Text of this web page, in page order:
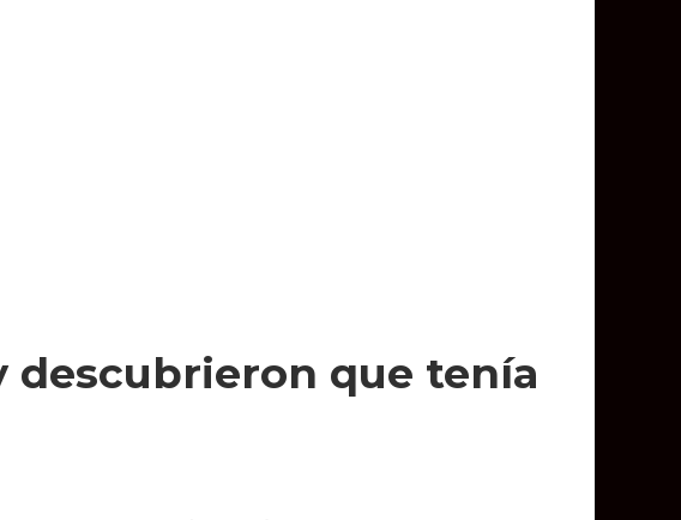
descubrieron que tenía